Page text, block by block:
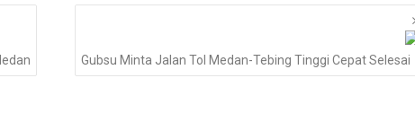
Gubsu Minta Jalan Tol Medan-Tebing Tinggi Cepat Selesai